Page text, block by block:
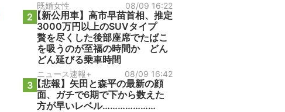
既婚女性 08/09 16:22
2 【新公用車】高市早苗首相、推定
3000万円以上のSUVタイプ
贅を尽くした後部座席でたばこ
を吸うのが至福の時間か どん
どん延びる乗車時間
ニュース速報+ 08/09 16:42
3【悲報】矢田と森平の最新の顔
面、ガチで6期で下から数えた
方が早いレベル…………………